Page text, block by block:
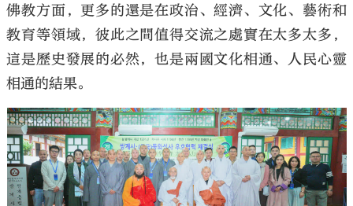
佛教方面，更多的還是在政治、經濟、文化、藝術和
教育等領域，彼此之間值得交流之處實在太多太多，
這是歷史發展的必然，也是兩國文化相通、人民心靈
相通的結果。